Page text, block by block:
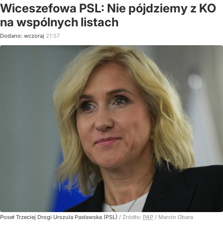
Wiceszefowa PSL: Nie pójdziemy z KO
na wspólnych listach
Dodano: wczoraj 21:57
Poseł Trzeciej Drogi Urszula Pasławska (PSL) / Źródło: PAP / Marcin Obara